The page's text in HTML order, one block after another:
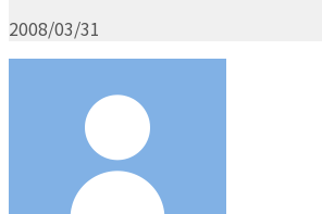
2008/03/31